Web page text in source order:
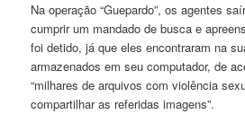
Na operação “Guepardo”, os agentes
cumprir um mandado de busca e
foi detido, já que eles encontraram na
armazenados em seu computador, de
“milhares de arquivos com violência
compartilhar as referidas imagens”.